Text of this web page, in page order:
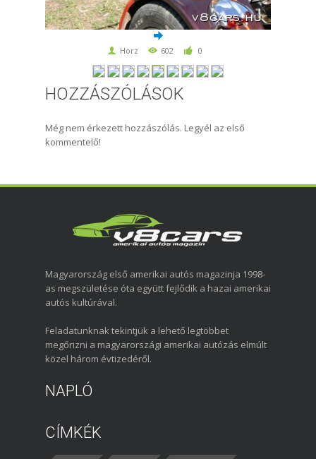
Horz 602 0
HOZZÁSZÓLÁSOK
Még nem érkezett hozzászólás. Legyél az első
kommentelő!
Magyarország első amerikai autós magazinja 1998-
as megszületése óta együtt fejlődik a hazai amerikai
autós kultúrával.
Feladatunknak tekintjük a lehető legtöbbet
megőrizni a magyarországi amerikai autózás elmúlt
közel három évtizedéről.
NAPLÓ
CÍMKÉK